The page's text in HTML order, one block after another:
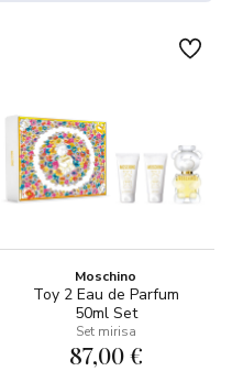
Moschino
Toy 2 Eau de Parfum
50ml Set
Set mirisa
87,00 €